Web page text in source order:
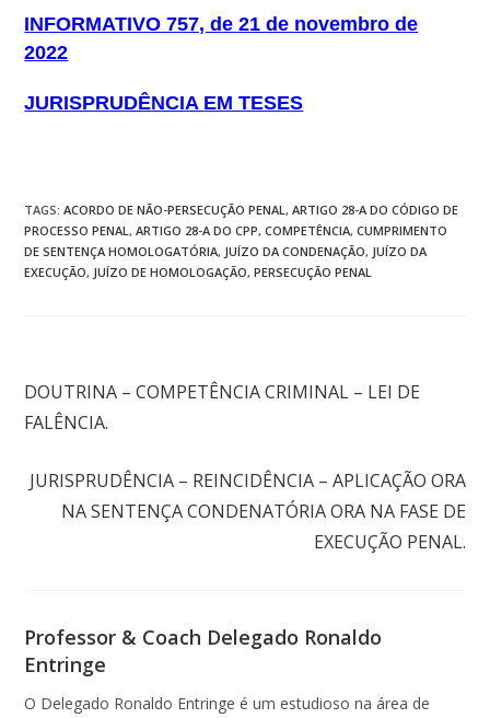
INFORMATIVO 757, de 21 de novembro de
2022
JURISPRUDÊNCIA EM TESES
TAGS:ACORDO DE NÃO-PERSECUÇÃO PENAL , ARTIGO 28-A DO CÓDIGO DE
PROCESSO PENAL , ARTIGO 28-A DO CPP, COMPETÊNCIA, CUMPRIMENTO
DE SENTENÇA HOMOLOGATÓRIA, JUÍZO DA CONDENAÇÃO, JUÍZO DA
EXECUÇÃO, JUÍZO DE HOMOLOGAÇÃO, PERSECUÇÃO PENAL
DOUTRINA – COMPETÊNCIA CRIMINAL – LEI DE
FALÊNCIA.
JURISPRUDÊNCIA – REINCIDÊNCIA – APLICAÇÃO ORA
NA SENTENÇA CONDENATÓRIA ORA NA FASE DE
EXECUÇÃO PENAL.
Professor & Coach Delegado Ronaldo
Entringe
O Delegado Ronaldo Entringe é um estudioso na área de